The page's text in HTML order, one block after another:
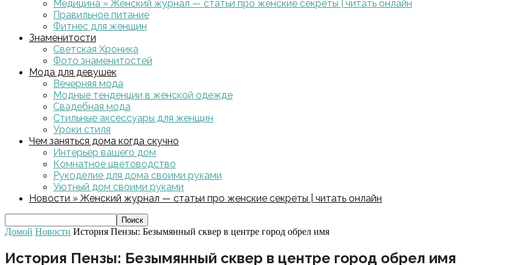
Медицина » Женский журнал — статьи про женские секреты | читать онлайн
Правильное питание
Фитнес для женщин
Знаменитости
Светская Хроника
Фото знаменитостей
Мода для девушек
Вечерняя мода
Модные тенденции в женской одежде
Свадебная мода
Стильные аксессуары для женщин
Уроки стиля
Чем заняться дома когда скучно
Интерьер вашего дом
Комнатное цветоводство
Рукоделие для дома своими руками
Уютный дом своими руками
Новости » Женский журнал — статьи про женские секреты | читать онлайн
Домой Новости История Пензы: Безымянный сквер в центре город обрел имя
История Пензы: Безымянный сквер в центре город обрел имя